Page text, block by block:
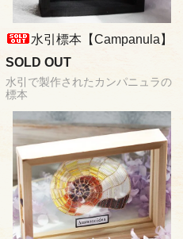
水引標本【Campanula】
SOLD OUT
水引で製作されたカンパニュラの
標本